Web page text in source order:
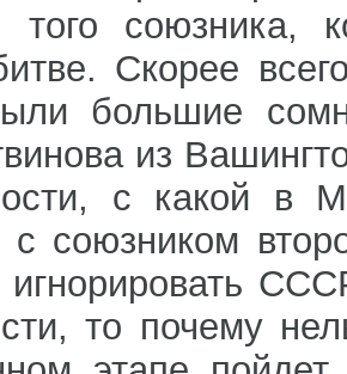
того союзника,
Скорее
большие
из
с какой в
союзником
игнорировать
то почему